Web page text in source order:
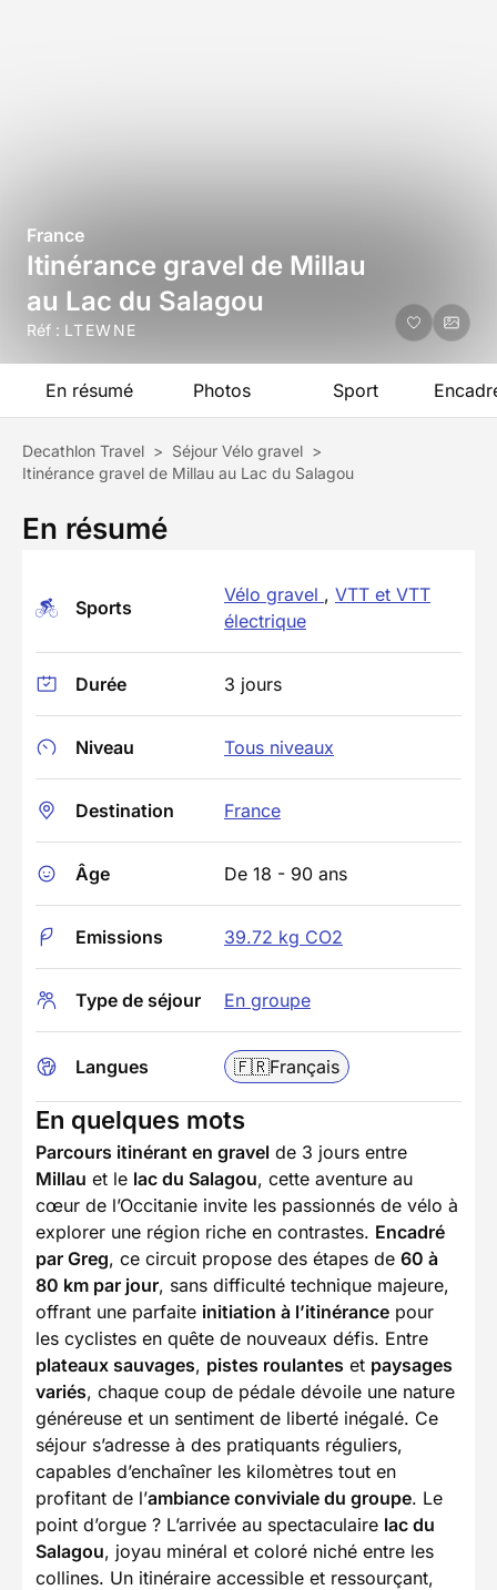
France
Itinérance gravel de Millau
au Lac du Salagou
Réf : LTEWNE
En résumé Photos Sport
Decathlon Travel > Séjour Vélo gravel >
Itinérance gravel de Millau au Lac du Salagou
En résumé
Sports
Vélo gravel , VTT et VTT
électrique
Durée 3 jours
Niveau Tous niveaux
Destination France
Âge De 18 - 90 ans
Emissions 39.72 kg CO2
Type de séjour En groupe
Langues 🇫🇷Français
En quelques mots
Parcours itinérant en gravel de 3 jours entre
Millau et le lac du Salagou, cette aventure au
cœur de l’Occitanie invite les passionnés de vélo à
explorer une région riche en contrastes. Encadré
par Greg, ce circuit propose des étapes de 60 à
80 km par jour, sans difficulté technique majeure,
offrant une parfaite initiation à l’itinérance pour
les cyclistes en quête de nouveaux défis. Entre
plateaux sauvages, pistes roulantes et paysages
variés, chaque coup de pédale dévoile une nature
généreuse et un sentiment de liberté inégalé. Ce
séjour s’adresse à des pratiquants réguliers,
capables d’enchaîner les kilomètres tout en
profitant de l’ambiance conviviale du groupe. Le
point d’orgue ? L’arrivée au spectaculaire lac du
Salagou, joyau minéral et coloré niché entre les
collines. Un itinéraire accessible et ressourçant,